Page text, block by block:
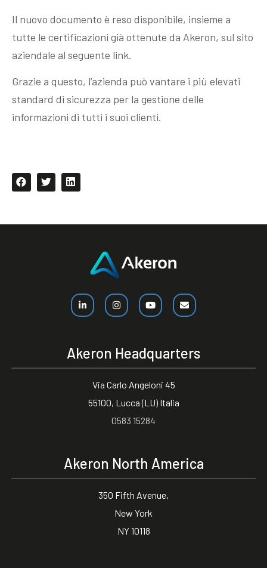
Il nuovo documento è reso disponibile, insieme a
tutte le certificazioni già ottenute da Akeron, sul sito
aziendale al seguente link.
Grazie a questo, l’azienda può vantare i più elevati
standard di sicurezza per la gestione delle
informazioni di tutti i suoi clienti.
Akeron Headquarters
Via Carlo Angeloni 45
55100, Lucca (LU) Italia
0583 15284
Akeron North America
350 Fifth Avenue,
New York
NY 10118